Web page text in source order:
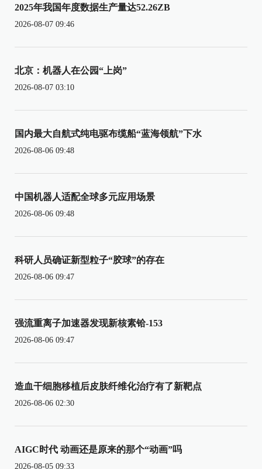
2025年我国年度数据生产量达52.26ZB
2026-08-07 09:46
北京：机器人在公园“上岗”
2026-08-07 03:10
国内最大自航式纯电驱布缆船“蓝海领航”下水
2026-08-06 09:48
中国机器人适配全球多元应用场景
2026-08-06 09:48
科研人员确证新型粒子“胶球”的存在
2026-08-06 09:47
强流重离子加速器发现新核素铪-153
2026-08-06 09:47
造血干细胞移植后皮肤纤维化治疗有了新靶点
2026-08-06 02:30
AIGC时代 动画还是原来的那个“动画”吗
2026-08-05 09:33